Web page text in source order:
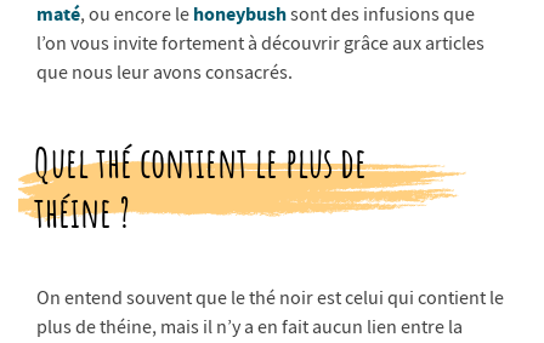
maté, ou encore le honeybushsont des infusions que
l’on vous invite fortement à découvrir grâce aux articles
que nous leur avons consacrés.
Quel thé contient le plus de
théine ?
On entend souvent que le thé noir est celui qui contient le
plus de théine, mais il n’y a en fait aucun lien entre la